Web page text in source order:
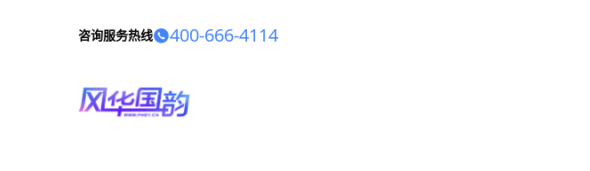
咨询服务热线 400-666-4114